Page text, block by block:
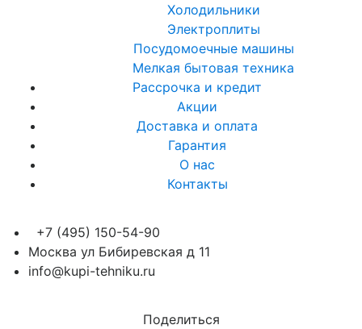
Холодильники
Электроплиты
Посудомоечные машины
Мелкая бытовая техника
Рассрочка и кредит
Акции
Доставка и оплата
Гарантия
О нас
Контакты
+7 (495) 150-54-90
Москва ул Бибиревская д 11
info@kupi-tehniku.ru
Поделиться